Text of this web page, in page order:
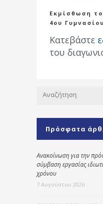
Εκμίσθωση
4ου
Κατεβάστε
του
Πρόσφατα
Ανακοίνωση για την
σύμβαση εργασίας
χρόνου
7 Αυγούστου 2026